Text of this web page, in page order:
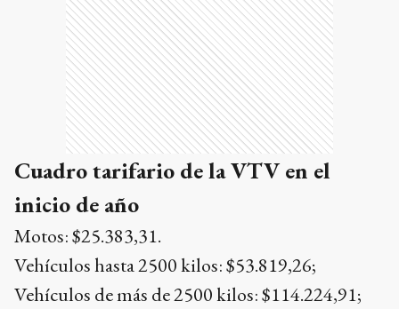
Cuadro tarifario de la VTV en el
inicio de año
Motos: $25.383,31.
Vehículos hasta 2500 kilos: $53.819,26;
Vehículos de más de 2500 kilos: $114.224,91;